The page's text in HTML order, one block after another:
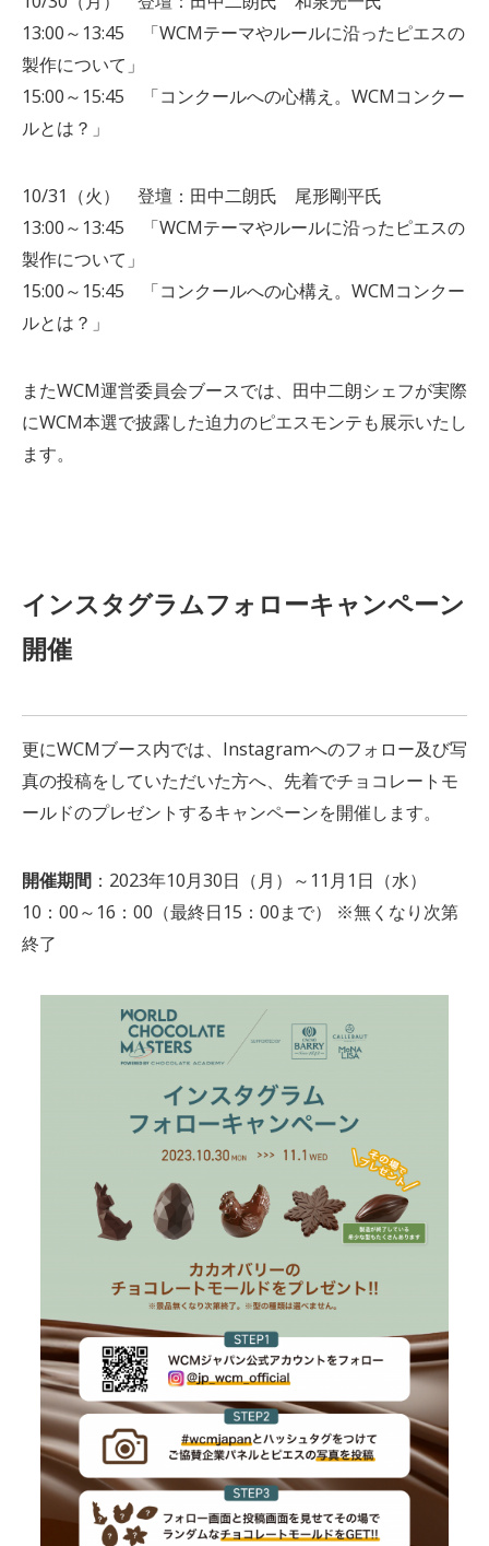
13:00～13:45 「WCMテーマやルールに沿ったピエスの
製作について」
15:00～15:45 「コンクールへの心構え。WCMコンクー
ルとは？」
10/31（火） 登壇：田中二朗氏 尾形剛平氏
13:00～13:45 「WCMテーマやルールに沿ったピエスの
製作について」
15:00～15:45 「コンクールへの心構え。WCMコンクー
ルとは？」
またWCM運営委員会ブースでは、田中二朗シェフが実際
にWCM本選で披露した迫力のピエスモンテも展示いたし
ます。
インスタグラムフォローキャンペーン
開催
更にWCMブース内では、Instagramへのフォロー及び写
真の投稿をしていただいた方へ、先着でチョコレートモ
ールドのプレゼントするキャンペーンを開催します。
開催期間：2023年10月30日（月）～11月1日（水）
10：00～16：00（最終日15：00まで） ※無くなり次第
終了